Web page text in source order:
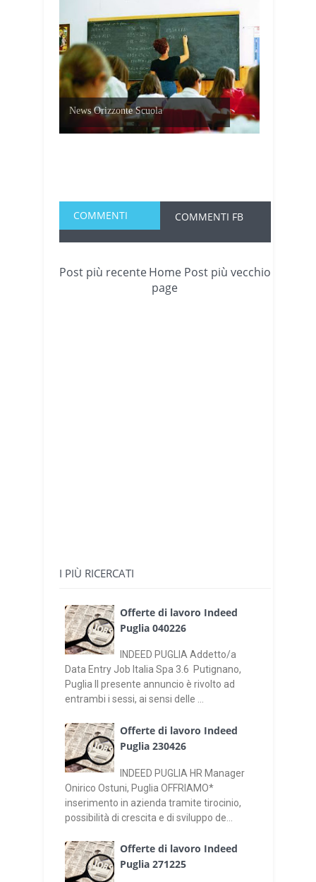
News Orizzonte Scuola
COMMENTI COMMENTI FB
Post più recente Post più vecchio
Home
page
I PIÙ RICERCATI
Offerte di lavoro Indeed
Puglia 040226
INDEED PUGLIA Addetto/a
Data Entry Job Italia Spa 3.6 Putignano,
Puglia Il presente annuncio è rivolto ad
entrambi i sessi, ai sensi delle ...
Offerte di lavoro Indeed
Puglia 230426
INDEED PUGLIA HR Manager
Onirico Ostuni, Puglia OFFRIAMO*
inserimento in azienda tramite tirocinio,
possibilità di crescita e di sviluppo de...
Offerte di lavoro Indeed
Puglia 271225